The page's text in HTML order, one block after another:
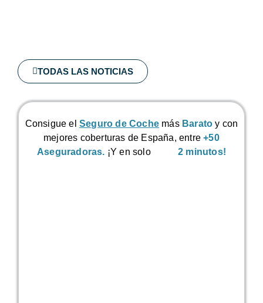
TODAS LAS NOTICIAS
Consigue el Seguro de Coche más Barato y con
mejores coberturas de España, entre+50
Aseguradoras. ¡Y en solo 2 minutos!